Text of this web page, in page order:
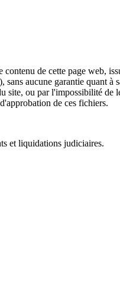
de cette page web,
aucune garantie quant
site, ou par l'impossibilité
de ces fichiers.
et liquidations judiciaires.